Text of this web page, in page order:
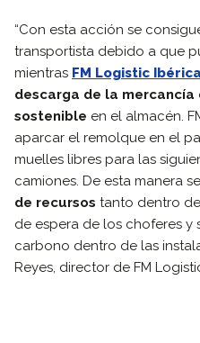
“Con esta acción se
transportista debido a que
mientras FM Logistic Ibérica
descarga de la mercancía
sostenible en el almacén.
aparcar el remolque en el
muelles libres para las
camiones. De esta manera
de recursos tanto dentro
de espera de los choferes y
carbono dentro de las
Reyes, director de FM